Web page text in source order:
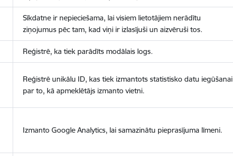
Sīkdatne ir nepieciešama, lai visiem lietotājiem nerādītu
ziņojumus pēc tam, kad viņi ir izlasījuši un aizvēruši tos.
Reģistrē, ka tiek parādīts modālais logs.
Reģistrē unikālu ID, kas tiek izmantots statistisko datu iegūšanai
par to, kā apmeklētājs izmanto vietni.
Izmanto Google Analytics, lai samazinātu pieprasījuma līmeni.